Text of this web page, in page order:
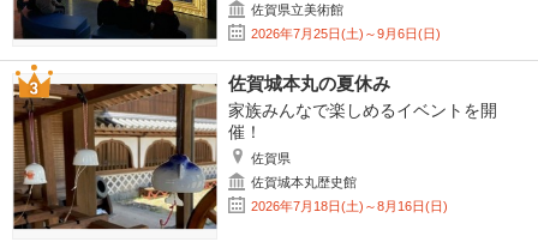
佐賀県立美術館
2026年7月25日(土)～9月6日(日)
佐賀城本丸の夏休み
家族みんなで楽しめるイベントを開
催！
佐賀県
佐賀城本丸歴史館
2026年7月18日(土)～8月16日(日)